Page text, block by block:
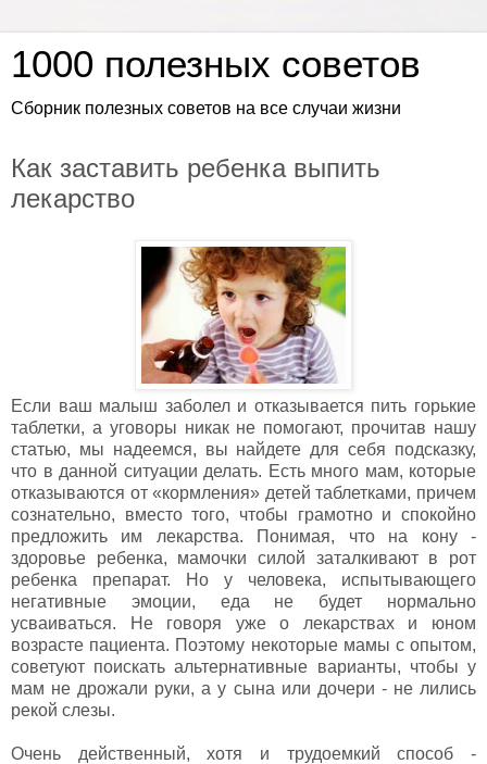
1000 полезных советов
Сборник полезных советов на все случаи жизни
Как заставить ребенка выпить
лекарство
Если ваш малыш заболел и отказывается пить горькие
таблетки, а уговоры никак не помогают, прочитав нашу
статью, мы надеемся, вы найдете для себя подсказку,
что в данной ситуации делать. Есть много мам, которые
отказываются от «кормления» детей таблетками, причем
сознательно, вместо того, чтобы грамотно и спокойно
предложить им лекарства. Понимая, что на кону -
здоровье ребенка, мамочки силой заталкивают в рот
ребенка препарат. Но у человека, испытывающего
негативные эмоции, еда не будет нормально
усваиваться. Не говоря уже о лекарствах и юном
возрасте пациента. Поэтому некоторые мамы с опытом,
советуют поискать альтернативные варианты, чтобы у
мам не дрожали руки, а у сына или дочери - не лились
рекой слезы.
Очень действенный, хотя и трудоемкий способ -